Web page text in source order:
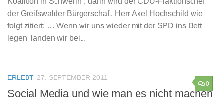
der Greifswalder Bürgerschaft, Herr Axel Hochschild wie
folgt zitiert: … Wenn wir uns wieder mit der SPD ins Bett
legen, landen wir bei...
0
ERLEBT 27. SEPTEMBER 2011
Social Media und wie man es nicht machen